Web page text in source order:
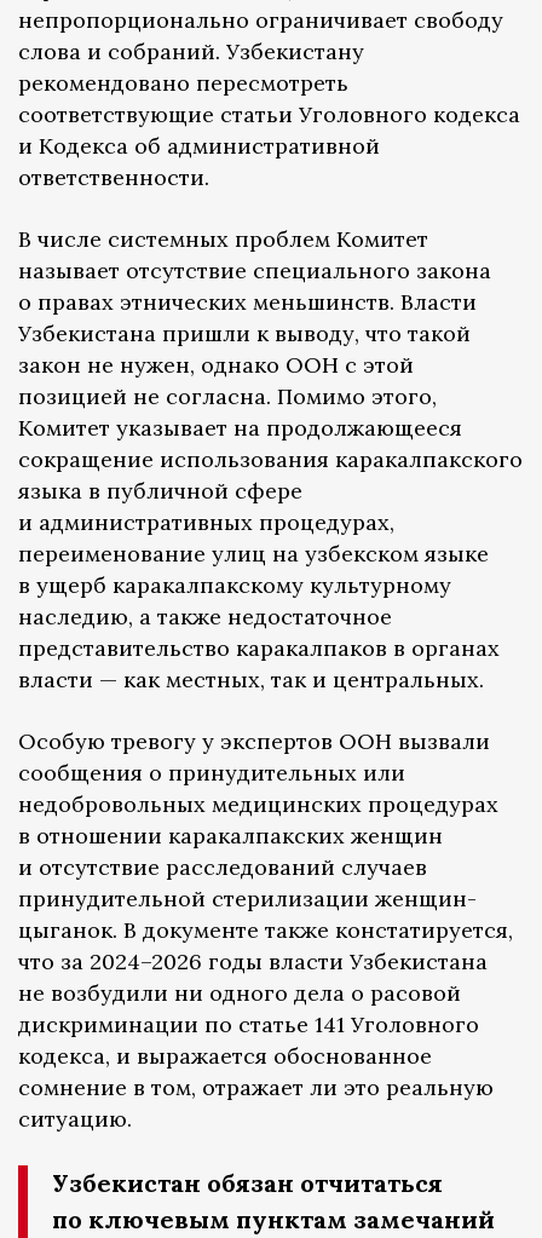
непропорционально ограничивает свободу
слова и собраний. Узбекистану
рекомендовано пересмотреть
соответствующие статьи Уголовного кодекса
и Кодекса об административной
ответственности.
В числе системных проблем Комитет
называет отсутствие специального закона
о правах этнических меньшинств. Власти
Узбекистана пришли к выводу, что такой
закон не нужен, однако ООН с этой
позицией не согласна. Помимо этого,
Комитет указывает на продолжающееся
сокращение использования каракалпакского
языка в публичной сфере
и административных процедурах,
переименование улиц на узбекском языке
в ущерб каракалпакскому культурному
наследию, а также недостаточное
представительство каракалпаков в органах
власти — как местных, так и центральных.
Особую тревогу у экспертов ООН вызвали
сообщения о принудительных или
недобровольных медицинских процедурах
в отношении каракалпакских женщин
и отсутствие расследований случаев
принудительной стерилизации женщин-
цыганок. В документе также констатируется,
что за 2024–2026 годы власти Узбекистана
не возбудили ни одного дела о расовой
дискриминации по статье 141 Уголовного
кодекса, и выражается обоснованное
сомнение в том, отражает ли это реальную
ситуацию.
Узбекистан обязан отчитаться
по ключевым пунктам замечаний